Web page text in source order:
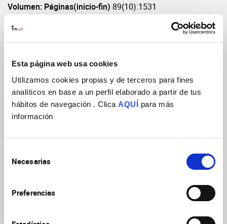
Esta página web usa cookies
Utilizamos cookies propias y de terceros para fines
analíticos en base a un perfil elaborado a partir de tus
hábitos de navegación . Clica AQUÍ para más
información
Necesarias
Preferencias
Volumen: Páginas(inicio-fin) 89(10):1531
Grupos de Investigación
Neurobiología de las
neurodegenerativas y
neurooncológicas